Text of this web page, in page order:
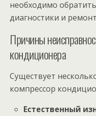
необходимо
диагностики и
Причины
кондиционера
Существует
компрессор
Естественный